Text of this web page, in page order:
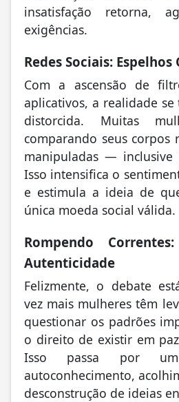
insatisfação retorna,
exigências.
Redes Sociais:
Com a ascensão de
aplicativos, a realidade
distorcida. Muitas
comparando seus corpos
manipuladas — inclusive
Isso intensifica o
e estimula a ideia de
única moeda social válida.
Rompendo
Autenticidade
Felizmente, o debate
vez mais mulheres têm
questionar os padrões
o direito de existir em
Isso passa por
autoconhecimento,
desconstrução de ideias